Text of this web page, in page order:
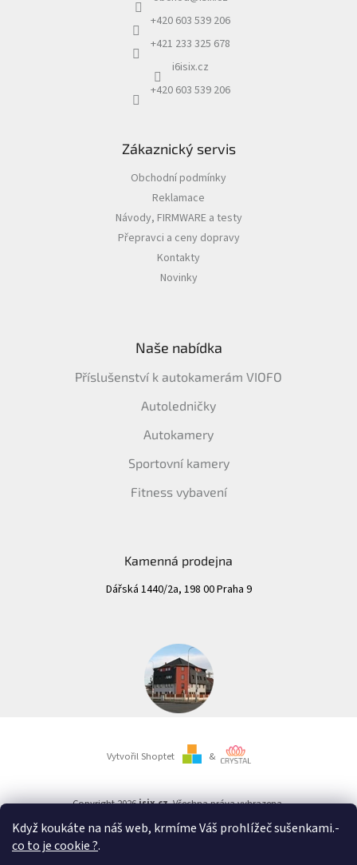
Když koukáte na náš web, krmíme Váš prohlížeč sušenkami.-
co to je cookie ?.
+420 603 539 206
+421 233 325 678
i6isix.cz
+420 603 539 206
Zákaznický servis
Obchodní podmínky
Reklamace
Návody, FIRMWARE a testy
Přepravci a ceny dopravy
Kontakty
Novinky
Naše nabídka
Příslušenství k autokamerám VIOFO
Autoledničky
Autokamery
Sportovní kamery
Fitness vybavení
Kamenná prodejna
Dářská 1440/2a, 198 00 Praha 9
Vytvořil Shoptet &
Copyright 2026isix.cz. Všechna práva vyhrazena.